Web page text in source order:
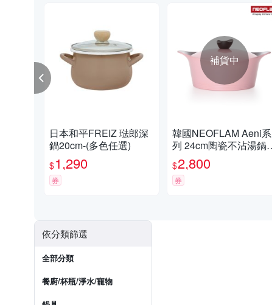
日本和平FREIZ 琺郎深
鍋20cm-(多色任選)
$1,290
券
補貨中
韓國NEOFLAM Aeni系
列 24cm陶瓷不沾湯鍋
+陶瓷塗層鍋蓋
$2,800
券
依分類篩選
全部分類
餐廚/杯瓶/淨水/寵物